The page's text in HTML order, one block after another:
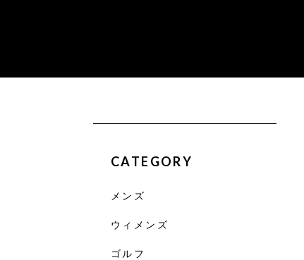
CATEGORY
メンズ
ウィメンズ
ゴルフ